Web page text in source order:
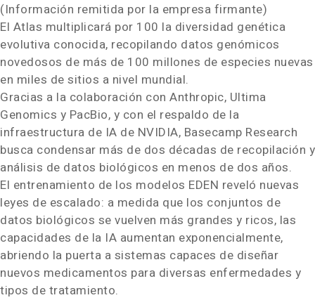
(Información remitida por la empresa firmante)
El Atlas multiplicará por 100 la diversidad genética
evolutiva conocida, recopilando datos genómicos
novedosos de más de 100 millones de especies nuevas
en miles de sitios a nivel mundial.
Gracias a la colaboración con Anthropic, Ultima
Genomics y PacBio, y con el respaldo de la
infraestructura de IA de NVIDIA, Basecamp Research
busca condensar más de dos décadas de recopilación y
análisis de datos biológicos en menos de dos años.
El entrenamiento de los modelos EDEN reveló nuevas
leyes de escalado: a medida que los conjuntos de
datos biológicos se vuelven más grandes y ricos, las
capacidades de la IA aumentan exponencialmente,
abriendo la puerta a sistemas capaces de diseñar
nuevos medicamentos para diversas enfermedades y
tipos de tratamiento.